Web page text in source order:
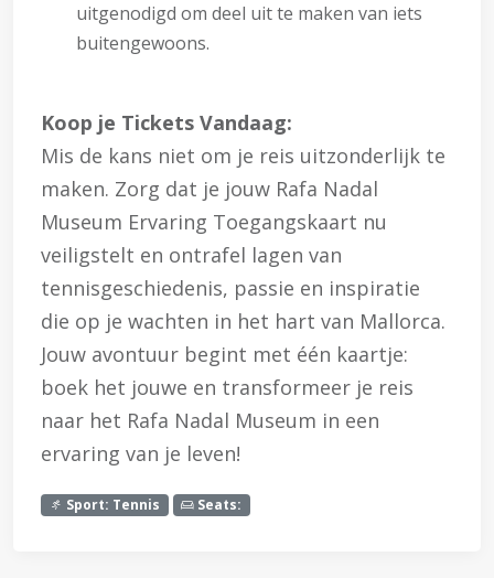
uitgenodigd om deel uit te maken van iets
buitengewoons.
Koop je Tickets Vandaag:
Mis de kans niet om je reis uitzonderlijk te
maken. Zorg dat je jouw Rafa Nadal
Museum Ervaring Toegangskaart nu
veiligstelt en ontrafel lagen van
tennisgeschiedenis, passie en inspiratie
die op je wachten in het hart van Mallorca.
Jouw avontuur begint met één kaartje:
boek het jouwe en transformeer je reis
naar het Rafa Nadal Museum in een
ervaring van je leven!
Sport: Tennis Seats: